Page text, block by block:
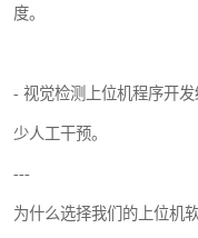
度。
- 视觉检测上位机程序开
少人工干预。
---
为什么选择我们的上位机软